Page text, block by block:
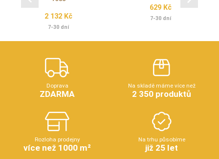
2 132 Kč
7-30 dní
629 Kč
7-30 dní
Doprava
ZDARMA
Na skladě máme více než
2 350 produktů
Rozloha prodejny
více než 1000 m²
Na trhu působíme
již 25 let